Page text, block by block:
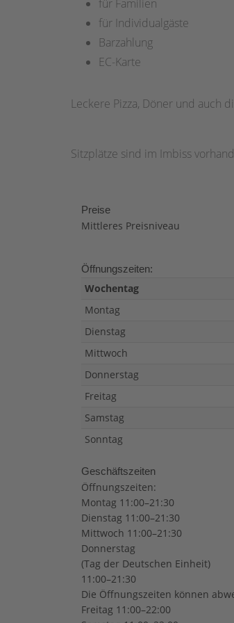
für Familien
für Individualgäste
Barzahlung
EC-Karte
Leckere Pizza, Döner und auch
Sitzplätze sind im Imbiss
Preise
Mittleres Preisniveau
Öffnungszeiten:
Wochentag
Montag
Dienstag
Mittwoch
Donnerstag
Freitag
Samstag
Sonntag
Geschäftszeiten
Öffnungszeiten:
Montag 11:00–21:30
Dienstag 11:00–21:30
Mittwoch 11:00–21:30
Donnerstag
(Tag der Deutschen Einheit)
11:00–21:30
Die Öffnungszeiten können
Freitag 11:00–22:00